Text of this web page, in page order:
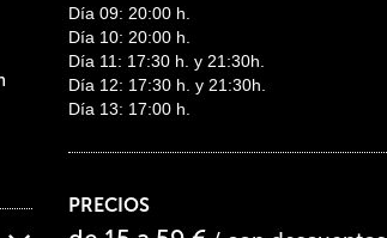
Día 09: 20:00 h.
Día 10: 20:00 h.
Día 11: 17:30 h. y 21:30h.
Día 12: 17:30 h. y 21:30h.
Día 13: 17:00 h.
PRECIOS